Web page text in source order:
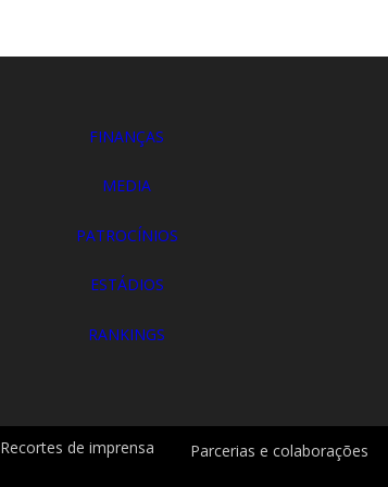
FINANÇAS
MEDIA
PATROCÍNIOS
ESTÁDIOS
RANKINGS
Recortes de imprensa Parcerias e colaborações